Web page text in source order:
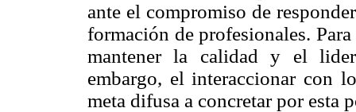
ante el compromiso de
formación de profesionales.
mantener la calidad y el
embargo, el interaccionar con
meta difusa a concretar por esta